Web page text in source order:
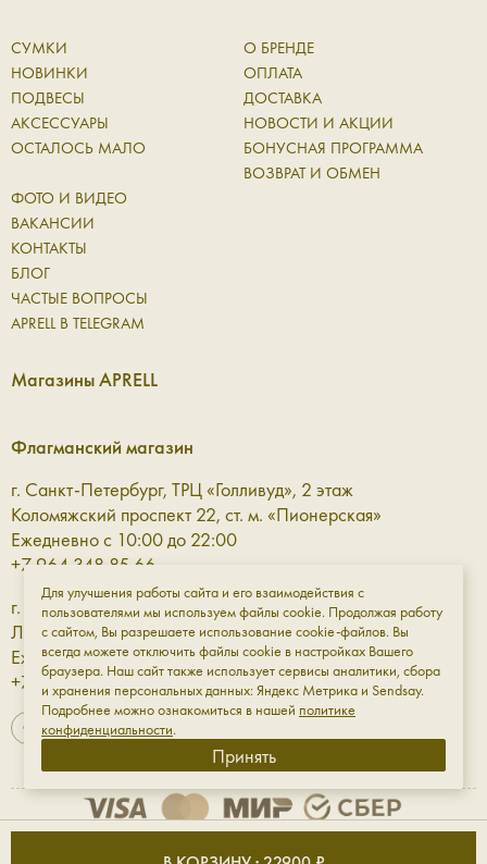
СУМКИ
НОВИНКИ
ПОДВЕСЫ
АКСЕССУАРЫ
ОСТАЛОСЬ МАЛО
О БРЕНДЕ
ОПЛАТА
ДОСТАВКА
НОВОСТИ И АКЦИИ
БОНУСНАЯ ПРОГРАММА
ВОЗВРАТ И ОБМЕН
ФОТО И ВИДЕО
ВАКАНСИИ
КОНТАКТЫ
БЛОГ
ЧАСТЫЕ ВОПРОСЫ
APRELL В TELEGRAM
Магазины APRELL
Флагманский магазин
г. Санкт-Петербург, ТРЦ «Голливуд», 2 этаж
Коломяжский проспект 22, ст. м. «Пионерская»
Ежедневно с 10:00 до 22:00
+7 964 348 85 66
г. Санкт-Петербург, ТРЦ «Галерея» 3 этаж
Лиговский проспект, 30а, ст. м. «Площадь Восстания»
Ежедневно с 10:00 до 23:00
+7 961 811-18-98
Для улучшения работы сайта и его взаимодействия с
пользователями мы используем файлы cookie. Продолжая работу
с сайтом, Вы разрешаете использование cookie-файлов. Вы
всегда можете отключить файлы cookie в настройках Вашего
браузера. Наш сайт также использует сервисы аналитики, сбора
и хранения персональных данных: Яндекс Метрика и Sendsay.
Подробнее можно ознакомиться в нашей политике
конфиденциальности.
Принять